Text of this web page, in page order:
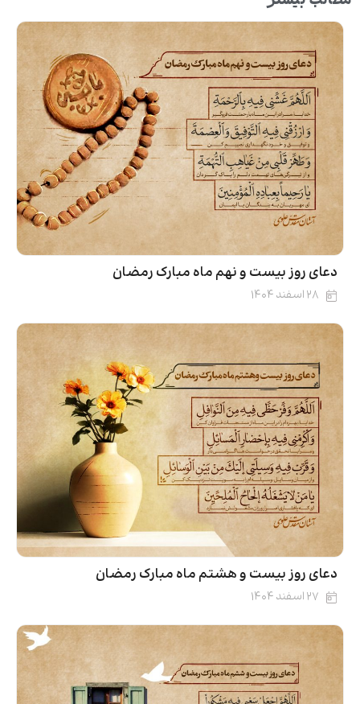
دعای روز بیست‌ و نهم ماه مبارک رمضان
۲۸ اسفند ۱۴۰۴
دعای روز بیست‌ و هشتم ماه مبارک رمضان
۲۷ اسفند ۱۴۰۴